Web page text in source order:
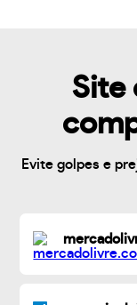
Site
Evite golpes e